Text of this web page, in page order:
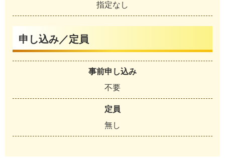
指定なし
申し込み／定員
事前申し込み
不要
定員
無し